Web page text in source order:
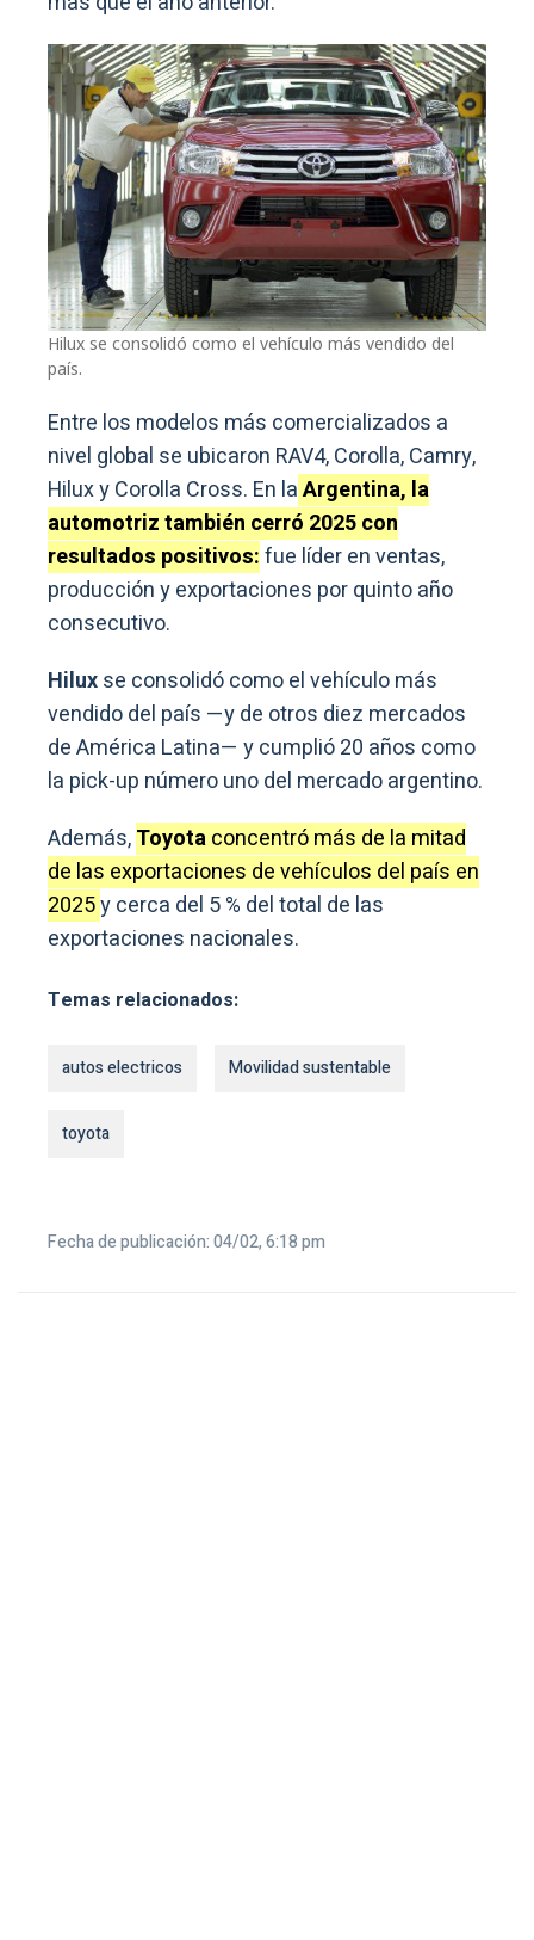
Hilux se consolidó como el vehículo más vendido del
país.
Entre los modelos más comercializados a
nivel global se ubicaron RAV4, Corolla, Camry,
Hilux y Corolla Cross. En laArgentina, la
automotriz también cerró 2025 con
resultados positivos:fue líder en ventas,
producción y exportaciones por quinto año
consecutivo.
Hiluxse consolidó como el vehículo más
vendido del país —y de otros diez mercados
de América Latina— y cumplió 20 años como
la pick-up número uno del mercado argentino.
Además,Toyotaconcentró más de la mitad
de las exportaciones de vehículos del país en
2025y cerca del 5 % del total de las
exportaciones nacionales.
Temas relacionados:
autos electricos Movilidad sustentable
toyota
Fecha de publicación: 04/02, 6:18 pm